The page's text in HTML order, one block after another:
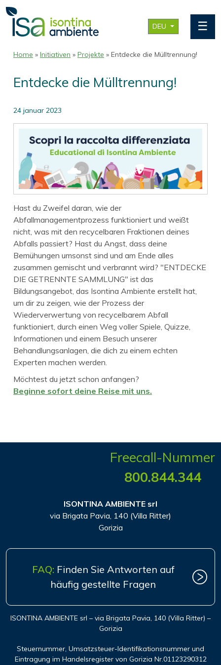
DEU ☰
Home » Initiativen » Projekte » Entdecke die Mülltrennung!
Entdecke die Mülltrennung!
24 januar 2023
Hast du Zweifel daran, wie der
Abfallmanagementprozess funktioniert und weißt
nicht, was mit den recycelbaren Fraktionen deines
Abfalls passiert? Hast du Angst, dass deine
Bemühungen umsonst sind und am Ende alles
zusammen gemischt und verbrannt wird? "ENTDECKE
DIE GETRENNTE SAMMLUNG" ist das
Bildungsangebot, das Isontina Ambiente erstellt hat,
um dir zu zeigen, wie der Prozess der
Wiederverwertung von recycelbarem Abfall
funktioniert, durch einen Weg voller Spiele, Quizze,
Informationen und einem Besuch unserer
Behandlungsanlagen, die dich zu einem echten
Experten machen werden.
Möchtest du jetzt schon anfangen?
Beginne sofort deine Reise mit uns.
Freecall-Nummer
800.844.344
ISONTINA AMBIENTE srl
via Brigata Pavia, 140 (Villa Ritter)
Gorizia
FAQ: Finden Sie Antworten auf
häufig gestellte Fragen
ISONTINA AMBIENTE srl – via Brigata Pavia, 140 (Villa Ritter) –
Gorizia
Steuernummer, Umsatzsteuer-Identifikationsnummer und
Eintragung im Handelsregister von Gorizia Nr.01123290312